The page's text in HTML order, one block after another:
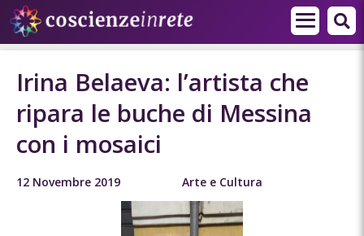
Irina Belaeva: l’artista che
ripara le buche di Messina
con i mosaici
12 Novembre 2019 Arte e Cultura